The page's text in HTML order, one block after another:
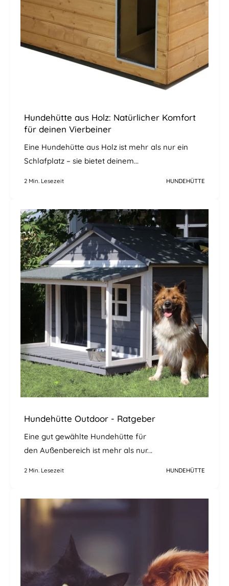
Hundehütte aus Holz: Natürlicher Komfort
für deinen Vierbeiner
Eine Hundehütte aus Holz ist mehr als nur ein
Schlafplatz – sie bietet deinem...
2 Min. Lesezeit HUNDEHÜTTE
Hundehütte Outdoor - Ratgeber
Eine gut gewählte Hundehütte für
den Außenbereich ist mehr als nur...
2 Min. Lesezeit HUNDEHÜTTE